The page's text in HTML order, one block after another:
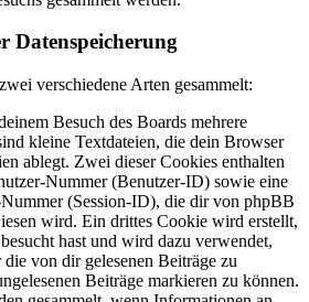
Datenspeicherung
verschiedene Arten gesammelt:
Besuch des Boards mehrere
kleine Textdateien, die dein Browser
ablegt. Zwei dieser Cookies enthalten
Nummer (Benutzer-ID) sowie eine
(Session-ID), die dir von phpBB
wird. Ein drittes Cookie wird erstellt,
hast und wird dazu verwendet,
von dir gelesenen Beiträge zu
Beiträge markieren zu können.